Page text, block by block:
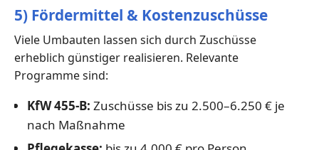
5) Fördermittel & Kostenzuschüsse
Viele Umbauten lassen sich durch Zuschüsse
erheblich günstiger realisieren. Relevante
Programme sind:
KfW 455-B: Zuschüsse bis zu 2.500–6.250 € je
nach Maßnahme